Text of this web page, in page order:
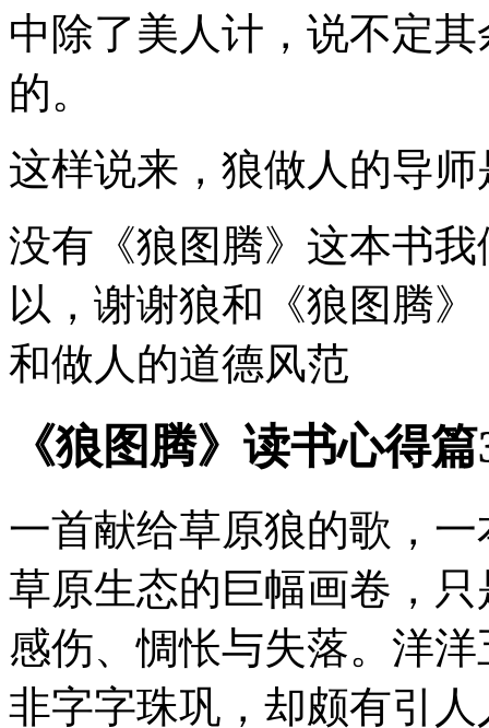
中除了美人计，说不定
的。
这样说来，狼做人的导
没有《狼图腾》这本书
以，谢谢狼和《狼图腾
和做人的道德风范
《狼图腾》读书心得篇
一首献给草原狼的歌，
草原生态的巨幅画卷，
感伤、惆怅与失落。洋
非字字珠巩，却颇有引